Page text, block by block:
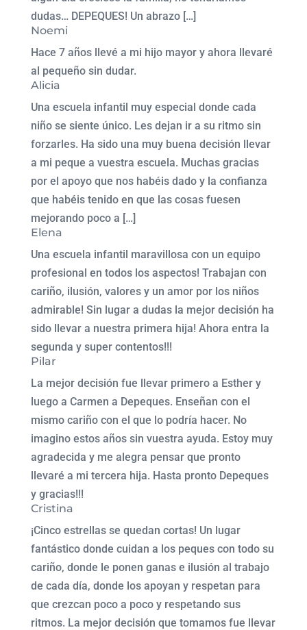
dudas… DEPEQUES! Un abrazo […]
Noemi
Hace 7 años llevé a mi hijo mayor y ahora llevaré
al pequeño sin dudar.
Alicia
Una escuela infantil muy especial donde cada
niño se siente único. Les dejan ir a su ritmo sin
forzarles. Ha sido una muy buena decisión llevar
a mi peque a vuestra escuela. Muchas gracias
por el apoyo que nos habéis dado y la confianza
que habéis tenido en que las cosas fuesen
mejorando poco a […]
Elena
Una escuela infantil maravillosa con un equipo
profesional en todos los aspectos! Trabajan con
cariño, ilusión, valores y un amor por los niños
admirable! Sin lugar a dudas la mejor decisión ha
sido llevar a nuestra primera hija! Ahora entra la
segunda y super contentos!!!
Pilar
La mejor decisión fue llevar primero a Esther y
luego a Carmen a Depeques. Enseñan con el
mismo cariño con el que lo podría hacer. No
imagino estos años sin vuestra ayuda. Estoy muy
agradecida y me alegra pensar que pronto
llevaré a mi tercera hija. Hasta pronto Depeques
y gracias!!!
Cristina
¡Cinco estrellas se quedan cortas! Un lugar
fantástico donde cuidan a los peques con todo su
cariño, donde le ponen ganas e ilusión al trabajo
de cada día, donde los apoyan y respetan para
que crezcan poco a poco y respetando sus
ritmos. La mejor decisión que tomamos fue llevar